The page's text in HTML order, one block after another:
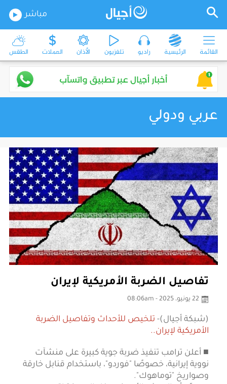
مباشر
القائمة الرئيسية راديو تلفزيون الأذان العملات الطقس
عربي ودولي
تفاصيل الضربة الأمريكية لإيران
22 يونيو، 2025 - 08:06am
(شبكة أجيال)- تلخيص للأحداث وتفاصيل الضربة
الأمريكية لإيران..
■ أعلن ترامب تنفيذ ضربة جوية كبيرة على منشآت
نووية إيرانية، خصوصًا "فوردو"، باستخدام قنابل خارقة
وصواريخ "توماهوك".